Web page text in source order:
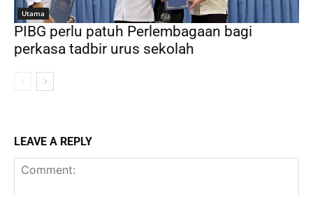
Utama
PIBG perlu patuh Perlembagaan bagi
perkasa tadbir urus sekolah
LEAVE A REPLY